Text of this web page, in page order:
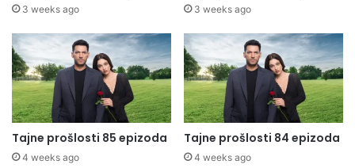
3 weeks ago 3 weeks ago
Tajne prošlosti 85 epizoda
4 weeks ago
Tajne prošlosti 84 epizoda
4 weeks ago